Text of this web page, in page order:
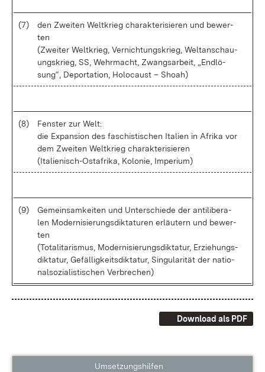
(7)
den Zwei­ten Welt­krieg cha­rak­te­ri­sie­ren und be­wer­
ten
(Zwei­ter Welt­krieg, Ver­nich­tungs­krieg, Welt­an­schau­
ungs­krieg, SS, Wehr­macht, Zwangs­ar­beit, „End­lö­
sung“, De­por­ta­ti­on, Ho­lo­caust – Sho­ah)
(8)
Fens­ter zur Welt:
die Ex­pan­si­on des fa­schis­ti­schen Ita­li­en in Afri­ka vor
dem Zwei­ten Welt­krieg cha­rak­te­ri­sie­ren
(Ita­lie­nisch-Ost­afri­ka, Ko­lo­nie, Im­pe­ri­um)
(9)
Ge­mein­sam­kei­ten und Un­ter­schie­de der an­ti­li­be­ra­
len Mo­der­ni­sie­rungs­dik­ta­tu­ren er­läu­tern und be­wer­
ten
(To­ta­li­ta­ris­mus, Mo­der­ni­sie­rungs­dik­ta­tur, Er­zie­hungs­
dik­ta­tur, Ge­fäl­lig­keits­dik­ta­tur, Sin­gu­la­ri­tät der na­tio­
nal­so­zia­lis­ti­schen Ver­bre­chen)
Download als PDF
Umsetzungshilfen